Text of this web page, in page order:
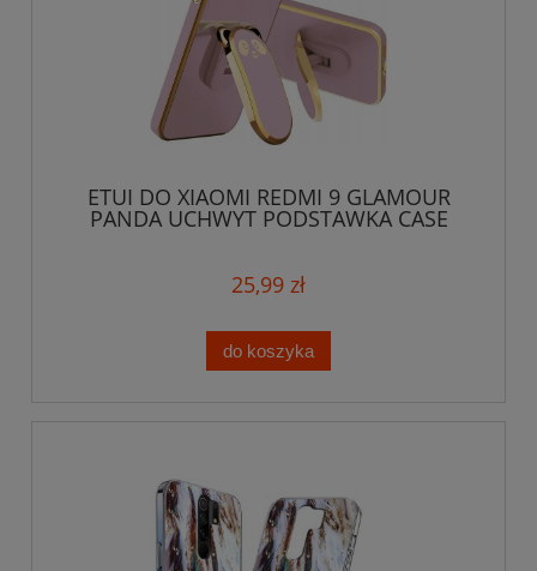
ETUI DO XIAOMI REDMI 9 GLAMOUR
PANDA UCHWYT PODSTAWKA CASE
25,99 zł
do koszyka